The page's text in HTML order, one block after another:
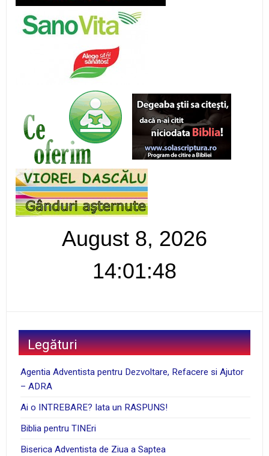
August 8, 2026
14:01:49
Legături
Agentia Adventista pentru Dezvoltare, Refacere si Ajutor
– ADRA
Ai o INTREBARE? Iata un RASPUNS!
Biblia pentru TINEri
Biserica Adventista de Ziua a Saptea